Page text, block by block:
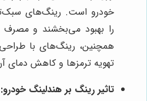
خودرو است. رینگ‌های
را بهبود می‌بخشند و
همچنین، رینگ‌های با
تهویه ترمزها و کاهش دمای
تاثیر رینگ بر هندلینگ خودرو: